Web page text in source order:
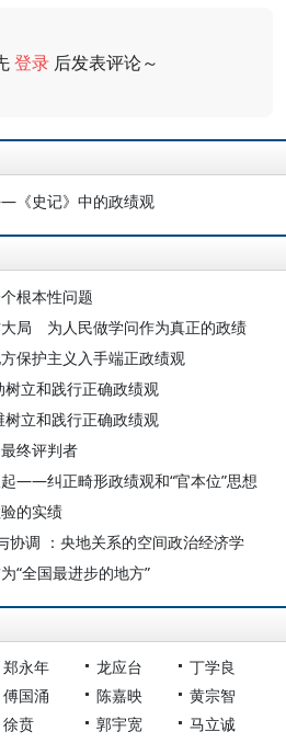
登录 后发表评论～
《史记》中的政绩观
根本性问题
局 为人民做学问作为真正的政绩
保护主义入手端正政绩观
立和践行正确政绩观
立和践行正确政绩观
终评判者
——纠正畸形政绩观和“官本位”思想
的实绩
协调 ：央地关系的空间政治经济学
“全国最进步的地方”
郑永年 龙应台
丁学良
傅国涌 陈嘉映
黄宗智
徐贲 郭宇宽
马立诚